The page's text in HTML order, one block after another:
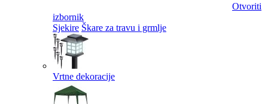
Otvoriti
izbornik
Sjekire Škare za travu i grmlje
Vrtne dekoracije